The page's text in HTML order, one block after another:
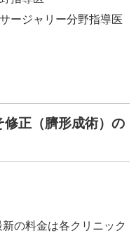
ージャリー分野指導医
正（臍形成術）の
の料金は各クリニック